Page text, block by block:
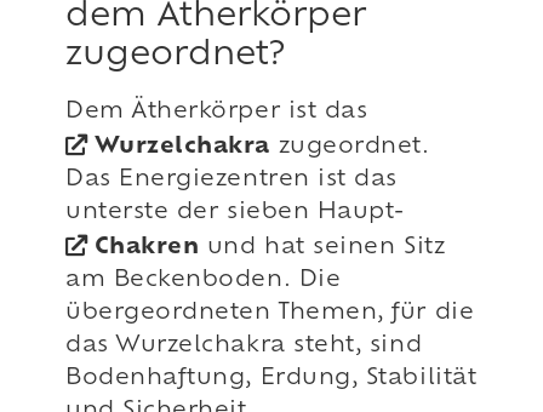
dem Ätherkörper
zugeordnet?
Dem Ätherkörper ist das
Wurzelchakra zugeordnet.
Das Energiezentren ist das
unterste der sieben Haupt-
Chakren und hat seinen Sitz
am Beckenboden. Die
übergeordneten Themen, für die
das Wurzelchakra steht, sind
Bodenhaftung, Erdung, Stabilität